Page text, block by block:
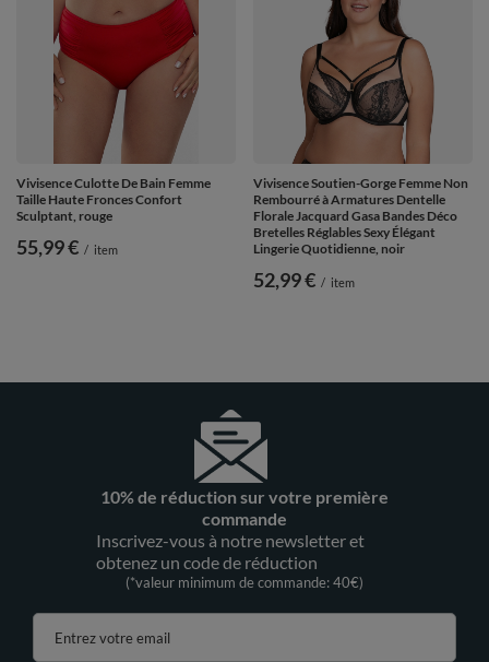
Vivisence Culotte De Bain Femme
Taille Haute Fronces Confort
Sculptant, rouge
55,99 € / item
Vivisence Soutien-Gorge Femme Non
Rembourré à Armatures Dentelle
Florale Jacquard Gasa Bandes Déco
Bretelles Réglables Sexy Élégant
Lingerie Quotidienne, noir
52,99 € / item
10% de réduction sur votre première
commande
Inscrivez-vous à notre newsletter et
obtenez un code de réduction
(*valeur minimum de commande: 40€)
Entrez votre email